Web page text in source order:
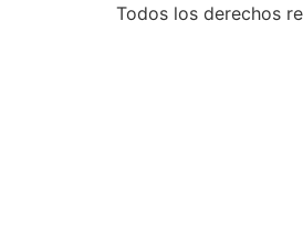
Todos los derechos